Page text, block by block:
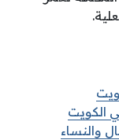
الكويت
والنساء